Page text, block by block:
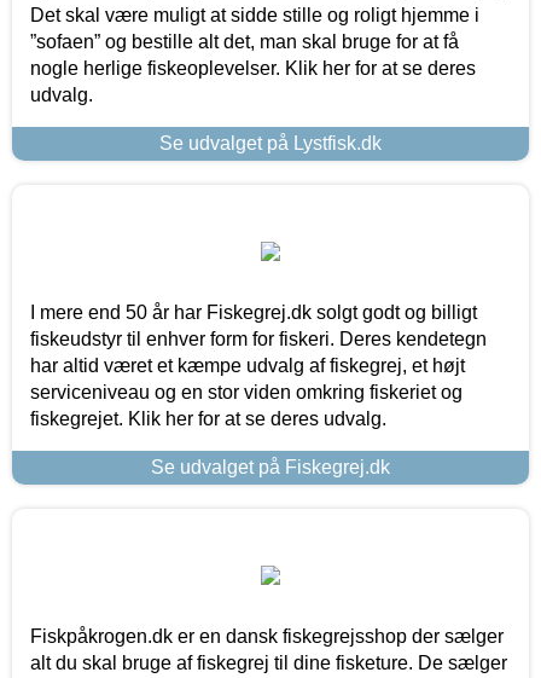
Det skal være muligt at sidde stille og roligt hjemme i
”sofaen” og bestille alt det, man skal bruge for at få
nogle herlige fiskeoplevelser. Klik her for at se deres
udvalg.
Se udvalget på Lystfisk.dk
I mere end 50 år har Fiskegrej.dk solgt godt og billigt
fiskeudstyr til enhver form for fiskeri. Deres kendetegn
har altid været et kæmpe udvalg af fiskegrej, et højt
serviceniveau og en stor viden omkring fiskeriet og
fiskegrejet. Klik her for at se deres udvalg.
Se udvalget på Fiskegrej.dk
Fiskpåkrogen.dk er en dansk fiskegrejsshop der sælger
alt du skal bruge af fiskegrej til dine fisketure. De sælger